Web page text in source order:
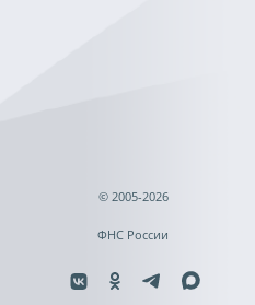
© 2005-2026
ФНС России